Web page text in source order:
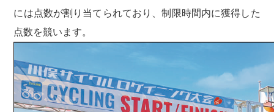
には点数が割り当てられており、制限時間内に獲得した
点数を競います。